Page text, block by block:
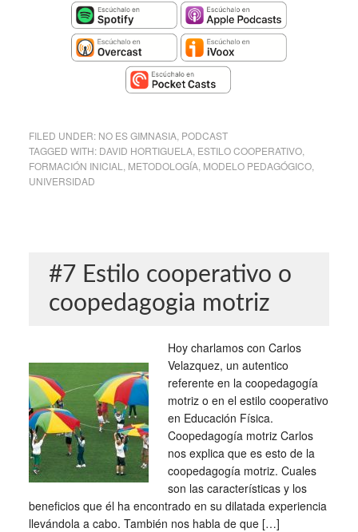
FILED UNDER: NO ES GIMNASIA, PODCAST
TAGGED WITH: DAVID HORTIGUELA, ESTILO COOPERATIVO,
FORMACIÓN INICIAL
METODOLOGÍA, MODELO PEDAGÓGICO,
UNIVERSIDAD
#7 Estilo cooperativo o
coopedagogia motriz
Hoy charlamos con Carlos
Velazquez, un autentico
referente en la coopedagogía
motriz o en el estilo cooperativo
en Educación Física.
Coopedagogía motriz Carlos
nos explica que es esto de la
coopedagogía motriz. Cuales
son las características y los
beneficios que él ha encontrado en su dilatada experiencia
llevándola a cabo. También nos habla de que […]